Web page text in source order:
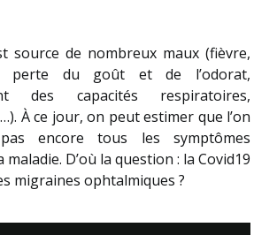
source de nombreux maux (fièvre,
perte du goût et de l’odorat,
des capacités respiratoires,
À ce jour, on peut estimer que l’on
encore tous les symptômes
maladie. D’où la question : la Covid19
migraines ophtalmiques ?